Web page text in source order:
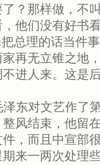
？那样做，不
他们没有好书
总理的话当件
再无立锥之地
进人来。这是
东对文艺作了
风结束，他留
，而且中宣部
来一两次处理